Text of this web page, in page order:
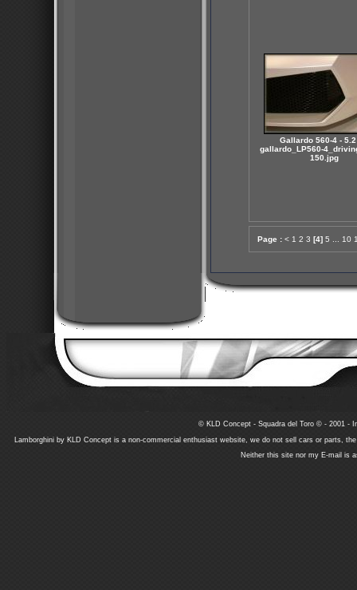
Gallardo 560-4 -
gallardo_LP560-
150.jpg
Page : < 1 2 3 [4] 5 10
© KLD Concept - Squadra del Toro © - 2001 -
Lamborghini by KLD Concept is a non-commercial enthusiast website, we do not sell cars or parts,
Neither this site nor my E-mail is